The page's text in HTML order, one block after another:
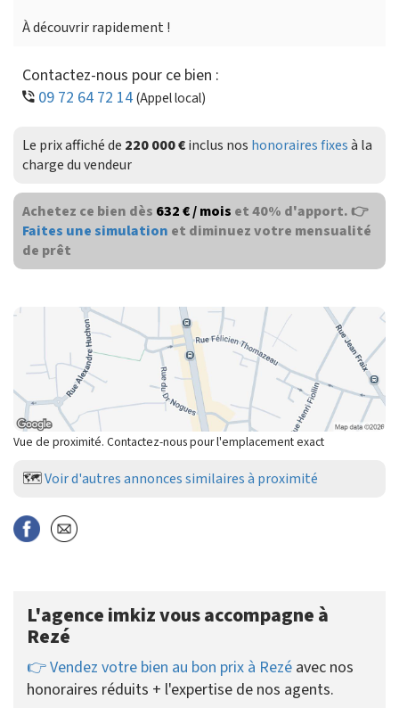
À découvrir rapidement !
Contactez-nous pour ce bien :
09 72 64 72 14(Appel local)
Le prix affiché de 220 000 €inclus nos honoraires fixesà la
charge du vendeur
Achetez ce bien dès 632 € / mois et 40% d'apport. 👉
Faites une simulation et diminuez votre mensualité
de prêt
Vue de proximité. Contactez-nous pour l'emplacement exact
🗺️Voir d'autres annonces similaires à proximité
L'agence imkiz vous accompagne à
Rezé
👉 Vendez votre bien au bon prix à Rezé avec nos
honoraires réduits + l'expertise de nos agents.